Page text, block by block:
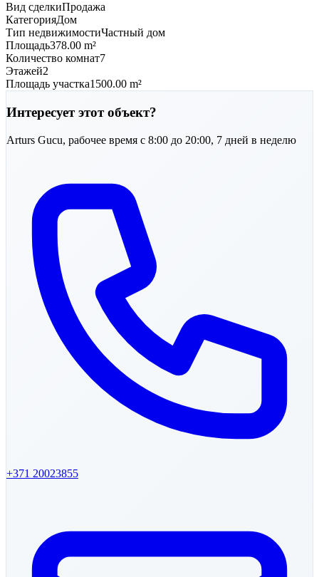
Вид сделкиПродажа
КатегорияДом
Тип недвижимостиЧастный дом
Площадь378.00 m²
Количество комнат7
Этажей2
Площадь участка1500.00 m²
Интересует этот объект?
Arturs Gucu, рабочее время с 8:00 до 20:00, 7 дней в неделю
+371 20023855